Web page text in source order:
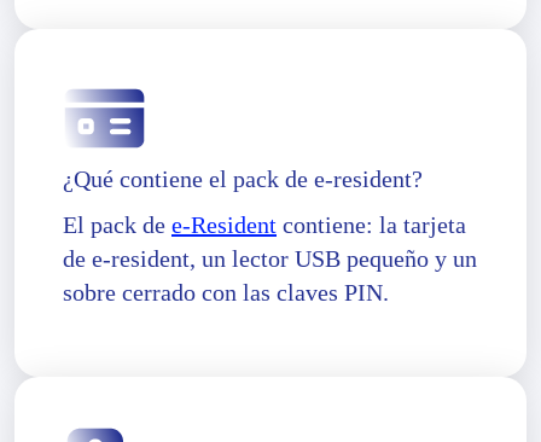
¿Qué contiene el pack de e-resident?
El pack de e-Resident contiene: la tarjeta
de e-resident, un lector USB pequeño y un
sobre cerrado con las claves PIN.